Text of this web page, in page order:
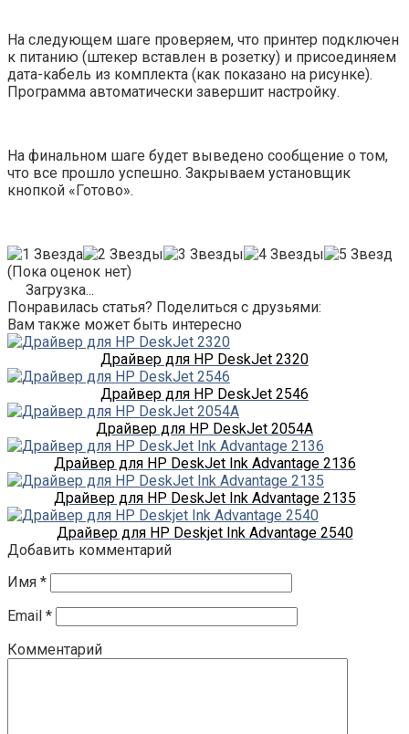
На следующем шаге проверяем, что принтер подключен
к питанию (штекер вставлен в розетку) и присоединяем
дата-кабель из комплекта (как показано на рисунке).
Программа автоматически завершит настройку.
На финальном шаге будет выведено сообщение о том,
что все прошло успешно. Закрываем установщик
кнопкой «Готово».
(Пока оценок нет)
Загрузка...
Понравилась статья? Поделиться с друзьями:
Вам также может быть интересно
Драйвер для HP DeskJet 2320
Драйвер для HP DeskJet 2546
Драйвер для HP DeskJet 2054A
Драйвер для HP DeskJet Ink Advantage 2136
Драйвер для HP DeskJet Ink Advantage 2135
Драйвер для HP Deskjet Ink Advantage 2540
Добавить комментарий
Имя *
Email *
Комментарий